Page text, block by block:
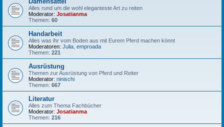
Alles rund um die wohl eleganteste Art zu reiten
Moderator: Josatianma
Themen: 60
Handarbeit
Alles was ihr vom Boden aus mit Eurem Pferd machen könnt
Moderatoren: Julia emproada
Themen: 221
Ausrüstung
Themen zur Ausrüstung von Pferd und Reiter
Moderator: ninischi
Themen: 667
Literatur
Alles zum Thema Fachbücher
Moderator: Josatianma
Themen: 216